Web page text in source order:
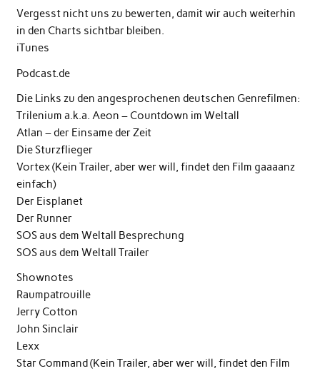
Vergesst nicht uns zu bewerten, damit wir auch weiterhin
in den Charts sichtbar bleiben.
iTunes
Podcast.de
Die Links zu den angesprochenen deutschen Genrefilmen:
Trilenium a.k.a. Aeon – Countdown im Weltall
Atlan – der Einsame der Zeit
Die Sturzflieger
Vortex (Kein Trailer, aber wer will, findet den Film gaaaanz
einfach)
Der Eisplanet
Der Runner
SOS aus dem Weltall Besprechung
SOS aus dem Weltall Trailer
Shownotes
Raumpatrouille
Jerry Cotton
John Sinclair
Lexx
Star Command (Kein Trailer, aber wer will, findet den Film